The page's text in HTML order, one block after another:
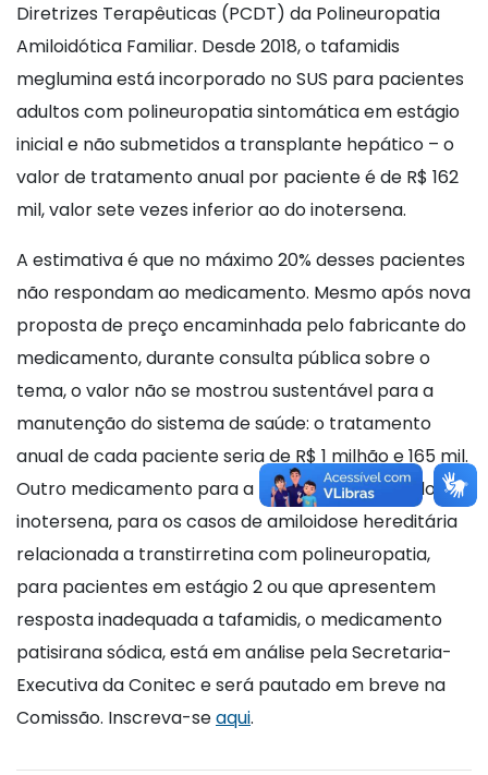
Diretrizes Terapêuticas (PCDT) da Polineuropatia
Amiloidótica Familiar. Desde 2018, o tafamidis
meglumina está incorporado no SUS para pacientes
adultos com polineuropatia sintomática em estágio
inicial e não submetidos a transplante hepático – o
valor de tratamento anual por paciente é de R$ 162
mil, valor sete vezes inferior ao do inotersena.
A estimativa é que no máximo 20% desses pacientes
não respondam ao medicamento. Mesmo após nova
proposta de preço encaminhada pelo fabricante do
medicamento, durante consulta pública sobre o
tema, o valor não se mostrou sustentável para a
manutenção do sistema de saúde: o tratamento
anual de cada paciente seria de R$ 1 milhão e 165 mil.
Outro medicamento para a mesma indicação do
inotersena, para os casos de amiloidose hereditária
relacionada a transtirretina com polineuropatia,
para pacientes em estágio 2 ou que apresentem
resposta inadequada a tafamidis, o medicamento
patisirana sódica, está em análise pela Secretaria-
Executiva da Conitec e será pautado em breve na
Comissão. Inscreva-seaqui.